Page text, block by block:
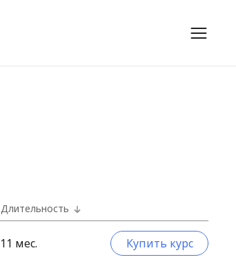
Длительность
11 мес. Купить курс